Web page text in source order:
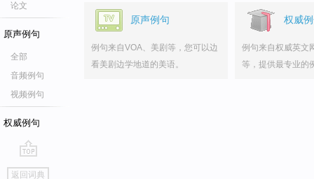
论文
原声例句
全部
音频例句
视频例句
权威例句
go
返回词典
原声例句
例句来自VOA、美剧等，您可以边
看美剧边学地道的美语。
权威
例句来自权威英文
等，提供最专业的